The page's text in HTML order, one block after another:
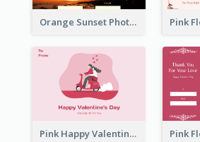
Orange Sunset Photo Valentines Day Gift Card
Pink Happy Valentine's Day Illustration Gift Card